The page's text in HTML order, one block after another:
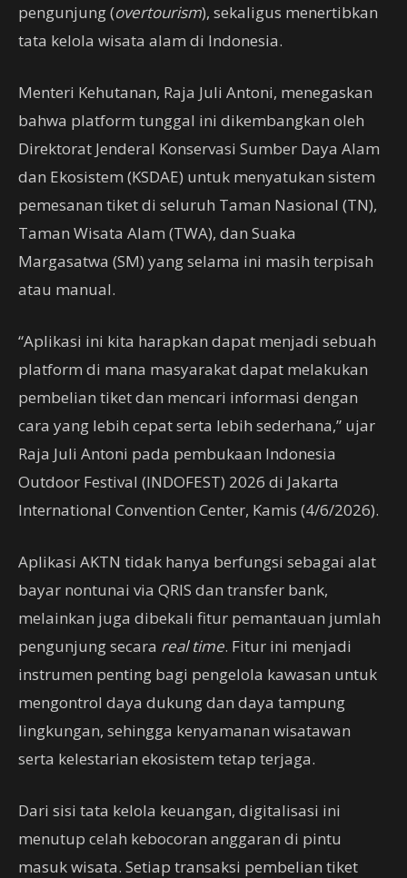
pengunjung (overtourism), sekaligus menertibkan
tata kelola wisata alam di Indonesia.
Menteri Kehutanan, Raja Juli Antoni, menegaskan
bahwa platform tunggal ini dikembangkan oleh
Direktorat Jenderal Konservasi Sumber Daya Alam
dan Ekosistem (KSDAE) untuk menyatukan sistem
pemesanan tiket di seluruh Taman Nasional (TN),
Taman Wisata Alam (TWA), dan Suaka
Margasatwa (SM) yang selama ini masih terpisah
atau manual.
“Aplikasi ini kita harapkan dapat menjadi sebuah
platform di mana masyarakat dapat melakukan
pembelian tiket dan mencari informasi dengan
cara yang lebih cepat serta lebih sederhana,” ujar
Raja Juli Antoni pada pembukaan Indonesia
Outdoor Festival (INDOFEST) 2026 di Jakarta
International Convention Center, Kamis (4/6/2026).
Aplikasi AKTN tidak hanya berfungsi sebagai alat
bayar nontunai via QRIS dan transfer bank,
melainkan juga dibekali fitur pemantauan jumlah
pengunjung secara real time. Fitur ini menjadi
instrumen penting bagi pengelola kawasan untuk
mengontrol daya dukung dan daya tampung
lingkungan, sehingga kenyamanan wisatawan
serta kelestarian ekosistem tetap terjaga.
Dari sisi tata kelola keuangan, digitalisasi ini
menutup celah kebocoran anggaran di pintu
masuk wisata. Setiap transaksi pembelian tiket